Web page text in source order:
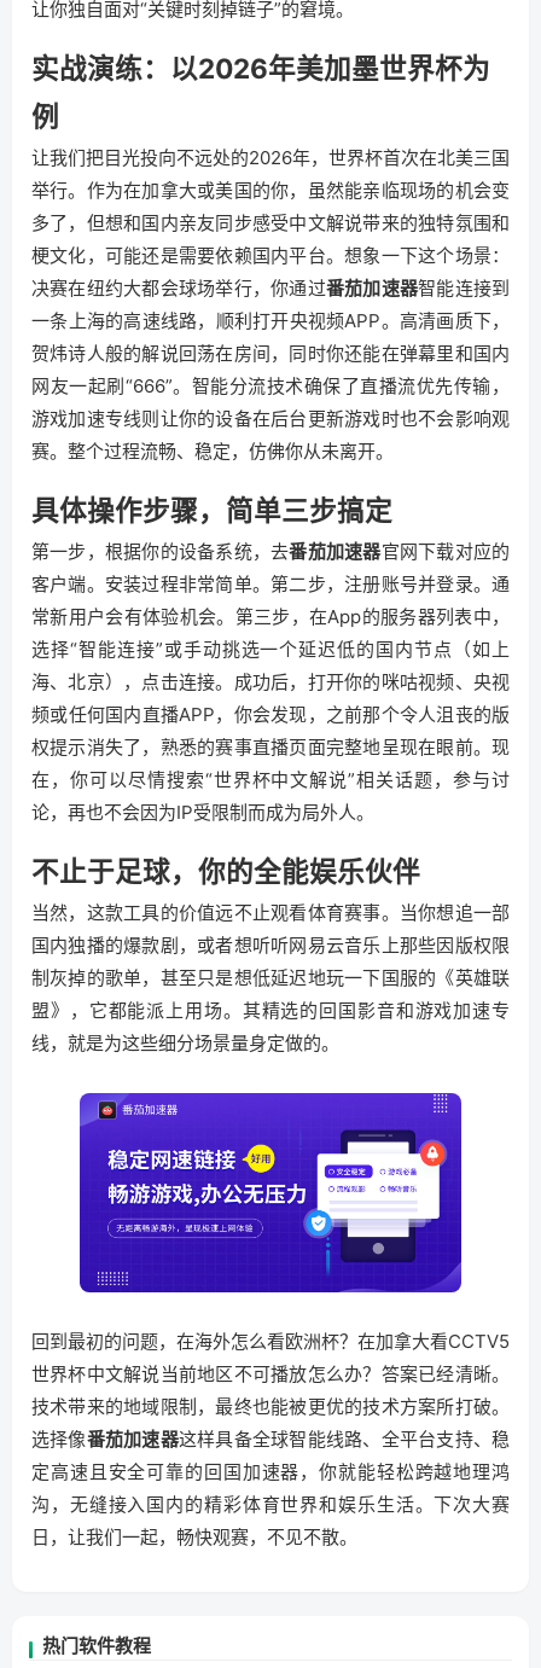
让你独自面对“关键时刻掉链子”的窘境。
实战演练：以2026年美加墨世界杯为
例
让我们把目光投向不远处的2026年，世界杯首次在北美三国
举行。作为在加拿大或美国的你，虽然能亲临现场的机会变
多了，但想和国内亲友同步感受中文解说带来的独特氛围和
梗文化，可能还是需要依赖国内平台。想象一下这个场景：
决赛在纽约大都会球场举行，你通过番茄加速器智能连接到
一条上海的高速线路，顺利打开央视频APP。高清画质下，
贺炜诗人般的解说回荡在房间，同时你还能在弹幕里和国内
网友一起刷“666”。智能分流技术确保了直播流优先传输，
游戏加速专线则让你的设备在后台更新游戏时也不会影响观
赛。整个过程流畅、稳定，仿佛你从未离开。
具体操作步骤，简单三步搞定
第一步，根据你的设备系统，去番茄加速器官网下载对应的
客户端。安装过程非常简单。第二步，注册账号并登录。通
常新用户会有体验机会。第三步，在App的服务器列表中，
选择“智能连接”或手动挑选一个延迟低的国内节点（如上
海、北京），点击连接。成功后，打开你的咪咕视频、央视
频或任何国内直播APP，你会发现，之前那个令人沮丧的版
权提示消失了，熟悉的赛事直播页面完整地呈现在眼前。现
在，你可以尽情搜索“世界杯中文解说”相关话题，参与讨
论，再也不会因为IP受限制而成为局外人。
不止于足球，你的全能娱乐伙伴
当然，这款工具的价值远不止观看体育赛事。当你想追一部
国内独播的爆款剧，或者想听听网易云音乐上那些因版权限
制灰掉的歌单，甚至只是想低延迟地玩一下国服的《英雄联
盟》，它都能派上用场。其精选的回国影音和游戏加速专
线，就是为这些细分场景量身定做的。
回到最初的问题，在海外怎么看欧洲杯？在加拿大看CCTV5
世界杯中文解说当前地区不可播放怎么办？答案已经清晰。
技术带来的地域限制，最终也能被更优的技术方案所打破。
选择像番茄加速器这样具备全球智能线路、全平台支持、稳
定高速且安全可靠的回国加速器，你就能轻松跨越地理鸿
沟，无缝接入国内的精彩体育世界和娱乐生活。下次大赛
日，让我们一起，畅快观赛，不见不散。
热门软件教程